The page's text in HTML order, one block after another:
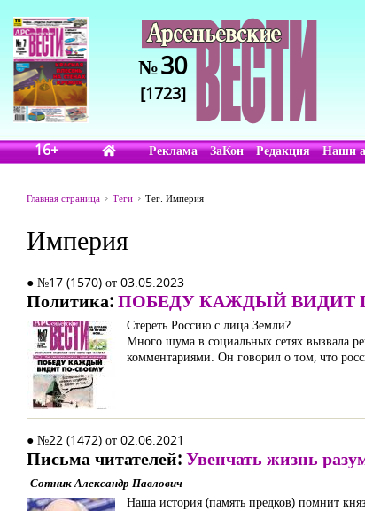
№30
[1723]
16+ Реклама ЗаКон Редакция Наши
Главная страница Теги Тег: Империя
Империя
● №17 (1570) от 03.05.2023
Политика:ПОБЕДУ КАЖДЫЙ ВИДИТ
Стереть Россию с лица Земли?
Много шума в социальных сетях вызвала
комментариями. Он говорил о том, что
● №22 (1472) от 02.06.2021
Письма читателей:Увенчать жизнь
Сотник Александр Павлович
Наша история (память предков) помнит